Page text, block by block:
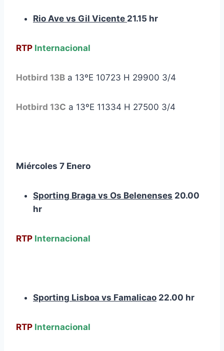
Rio Ave vs Gil Vicente 21.15 hr
RTP Internacional
Hotbird 13B a 13ºE 10723 H 29900 3/4
Hotbird 13C a 13ºE 11334 H 27500 3/4
Miércoles 7 Enero
Sporting Braga vs Os Belenenses 20.00
hr
RTP Internacional
Sporting Lisboa vs Famalicao 22.00 hr
RTP Internacional